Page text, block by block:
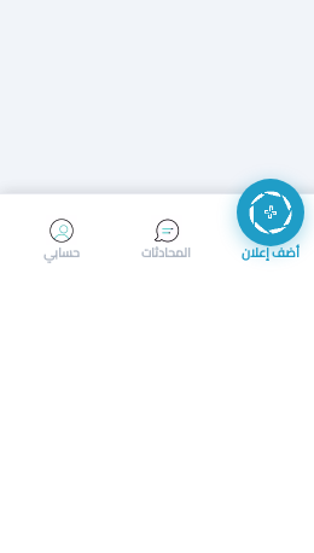
إجراء مكالمة
حسابي المحادثات أضف إعلان